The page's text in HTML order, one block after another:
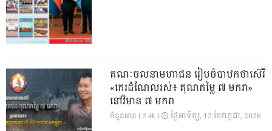
គណៈចលនាមហាជន រៀបចំបាឋកថាស៊េរី
«កេរដំណែលរស់៖ គុណតម្លៃ ៧ មករា»
នៅវិមាន ៧ មករា
ចំនួនអាន ( 2.4k ) ថ្ងៃ​អាទិត្យ, 12 ខែ​កក្កដា, 2026